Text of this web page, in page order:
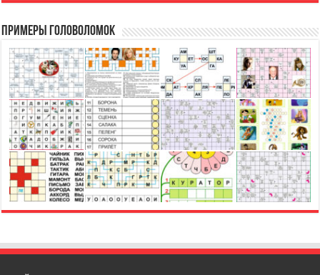
Примеры головоломок